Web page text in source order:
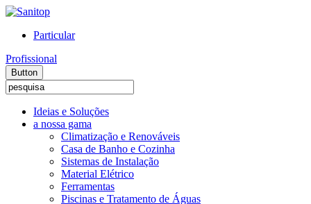
Particular
Profissional
Button
Ideias e Soluções
a nossa gama
Climatização e Renováveis
Casa de Banho e Cozinha
Sistemas de Instalação
Material Elétrico
Ferramentas
Piscinas e Tratamento de Águas